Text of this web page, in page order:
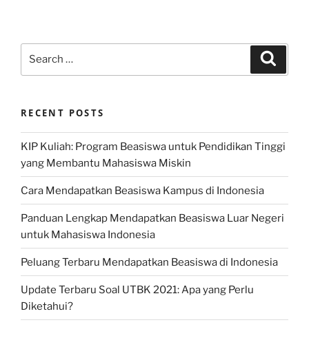
RECENT POSTS
KIP Kuliah: Program Beasiswa untuk Pendidikan Tinggi
yang Membantu Mahasiswa Miskin
Cara Mendapatkan Beasiswa Kampus di Indonesia
Panduan Lengkap Mendapatkan Beasiswa Luar Negeri
untuk Mahasiswa Indonesia
Peluang Terbaru Mendapatkan Beasiswa di Indonesia
Update Terbaru Soal UTBK 2021: Apa yang Perlu
Diketahui?